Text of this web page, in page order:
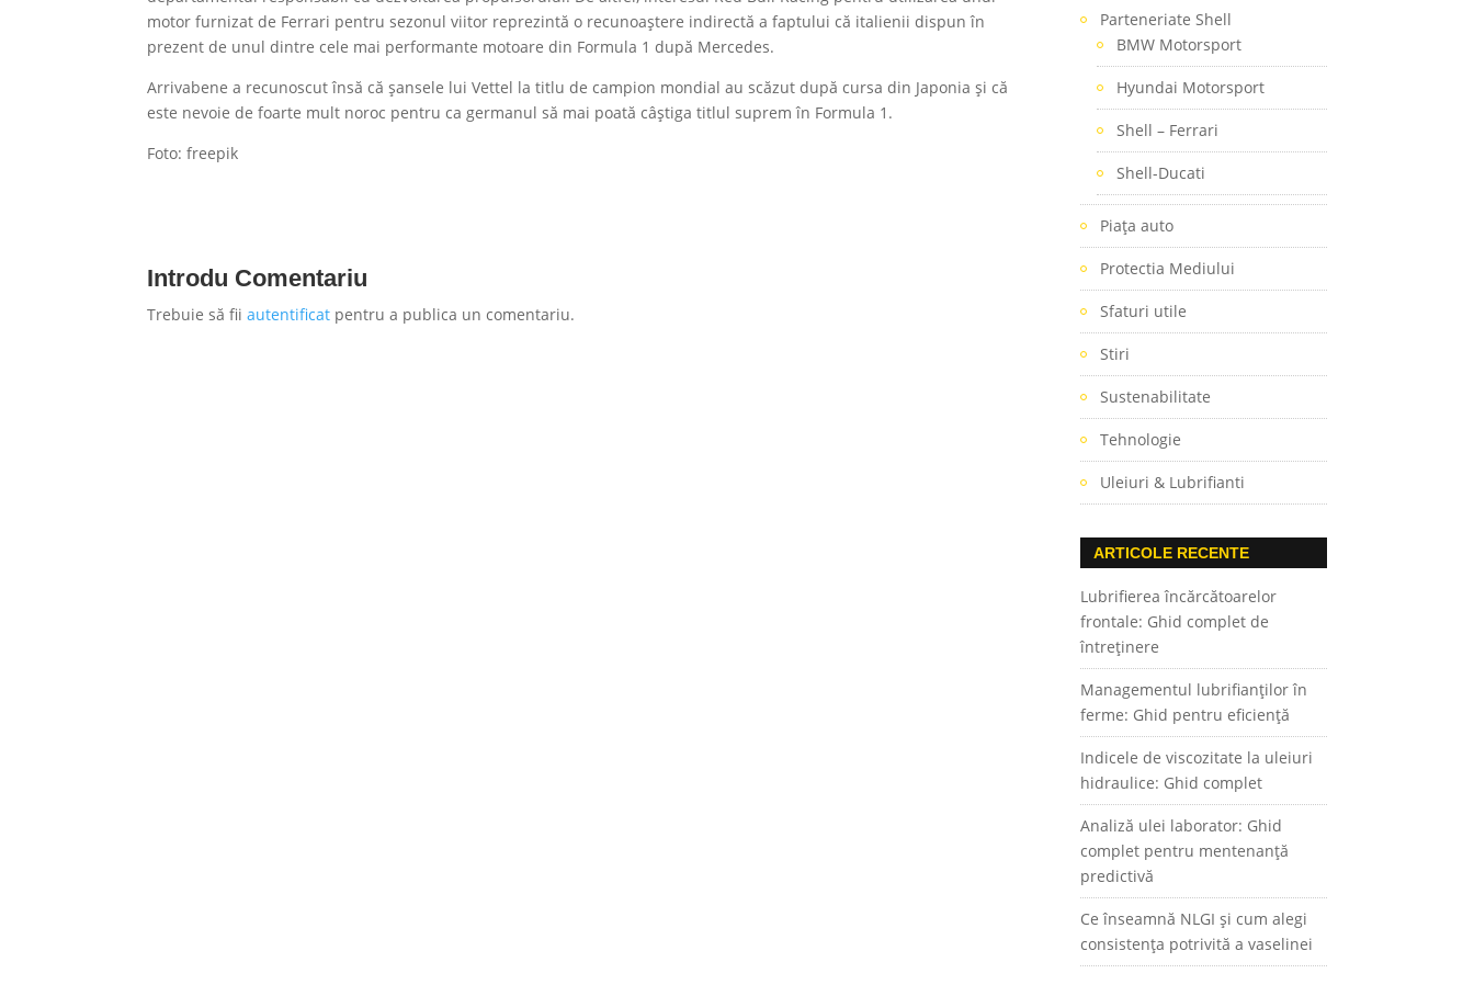
motor furnizat de Ferrari pentru sezonul viitor reprezintă o recunoaștere indirectă a faptului că italienii dispun în
prezent de unul dintre cele mai performante motoare din Formula 1 după Mercedes.
Arrivabene a recunoscut însă că șansele lui Vettel la titlu de campion mondial au scăzut după cursa din Japonia și că
este nevoie de foarte mult noroc pentru ca germanul să mai poată câștiga titlul suprem în Formula 1.
Foto: freepik
Introdu Comentariu
Trebuie să fiiautentificat pentru a publica un comentariu.
Parteneriate Shell
BMW Motorsport
Hyundai Motorsport
Shell – Ferrari
Shell-Ducati
Piaţa auto
Protectia Mediului
Sfaturi utile
Stiri
Sustenabilitate
Tehnologie
Uleiuri & Lubrifianti
ARTICOLE RECENTE
Lubrifierea încărcătoarelor
frontale: Ghid complet de
întreținere
Managementul lubrifianților în
ferme: Ghid pentru eficiență
Indicele de viscozitate la uleiuri
hidraulice: Ghid complet
Analiză ulei laborator: Ghid
complet pentru mentenanță
predictivă
Ce înseamnă NLGI și cum alegi
consistența potrivită a vaselinei